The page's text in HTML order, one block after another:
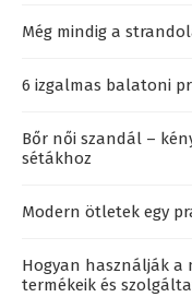
Még mindig a
6 izgalmas balatoni
Bőr női szandál –
sétákhoz
Modern ötletek egy
Hogyan használják a
termékeik és